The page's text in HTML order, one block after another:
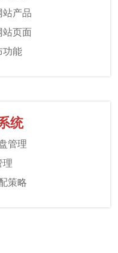
站产品
站页面
功能
统
管理
理
策略